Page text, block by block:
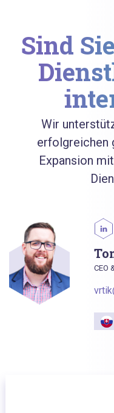
Sind
Wir
erfolgreichen
Expansion
CEO